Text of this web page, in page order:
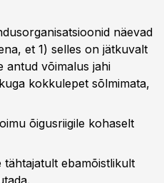
näevad
et 1) selles on jätkuvalt
antud võimalus jahi
kokkulepet sõlmimata,
õigusriigile kohaselt
tähtajatult ebamõistlikult